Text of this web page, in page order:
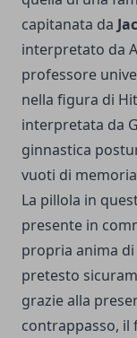
capitanata da
interpretato da
professore
nella figura di
interpretata da
ginnastica
vuoti di
La pillola in
presente in
propria anima
pretesto
grazie alla
contrappasso, il